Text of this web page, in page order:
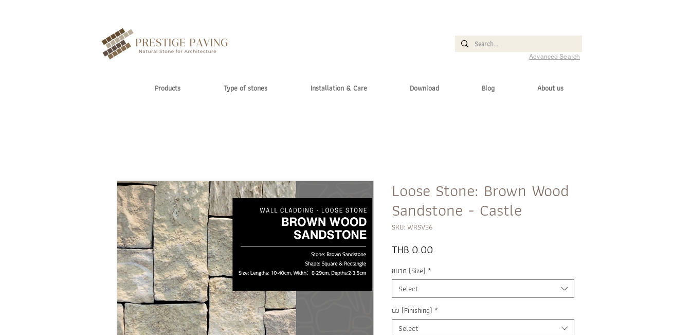
Advanced Search
Products Type of stones Installation & Care Download Blog About us
Loose Stone: Brown Wood
Sandstone - Castle
SKU: WRSV36
THB 0.00
ขนาด (Size) *
Select
ผิว (Finishing) *
Select